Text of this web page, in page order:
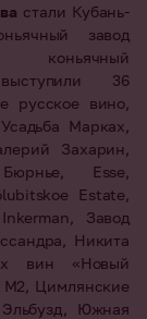
стали Кубань-
завод
коньячный
36
русское вино,
Марках,
Захарин,
Esse
Estate
Inkerman , Завод
Никита
вин «Новый
М2, Цимлянские
Эльбузд, Южная